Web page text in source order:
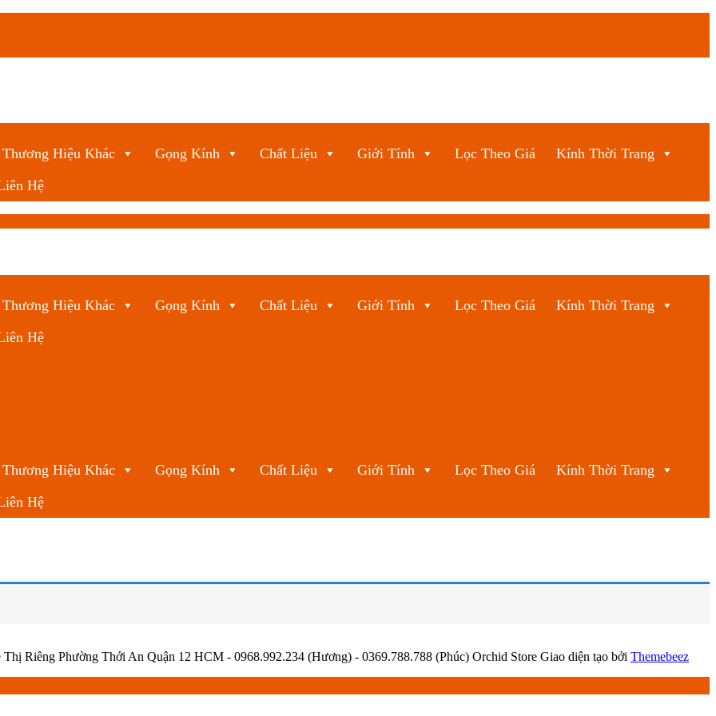
Thương Hiệu Khác Gọng Kính Chất Liệu Giới Tính Lọc Theo Giá
Kính Thời Trang
Hệ
Thương Hiệu Khác Gọng Kính Chất Liệu Giới Tính Lọc Theo Giá
Kính Thời Trang
Hệ
Thương Hiệu Khác Gọng Kính Chất Liệu Giới Tính Lọc Theo Giá
Kính Thời Trang
Hệ
Riêng Phường Thới An Quận 12 HCM - 0968.992.234 (Hương) - 0369.788.788 (Phúc) Orchid Store Giao diện tạo bởi Themebeez